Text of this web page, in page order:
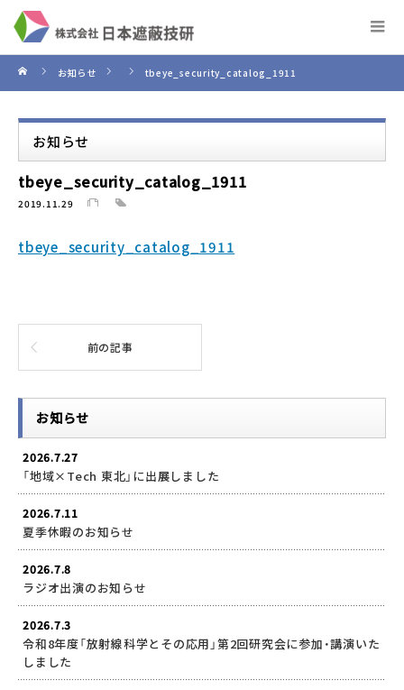
お知らせ tbeye_security_catalog_1911
お知らせ
tbeye_security_catalog_1911
2019.11.29
tbeye_security_catalog_1911
前の記事
お知らせ
2026.7.27
「地域×Tech 東北」に出展しました
2026.7.11
夏季休暇のお知らせ
2026.7.8
ラジオ出演のお知らせ
2026.7.3
令和8年度「放射線科学とその応用」第2回研究会に参加・講演いた
しました